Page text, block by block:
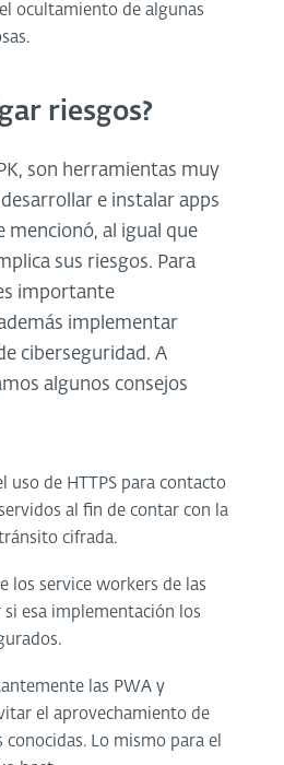
ocultamiento de algunas
riesgos?
son herramientas muy
e instalar apps
mencionó, al igual que
sus riesgos. Para
importante
implementar
ciberseguridad. A
algunos consejos
uso de HTTPS para contacto
al fin de contar con la
cifrada.
los service workers de las
si esa implementación los
las PWA y
el aprovechamiento de
Lo mismo para el